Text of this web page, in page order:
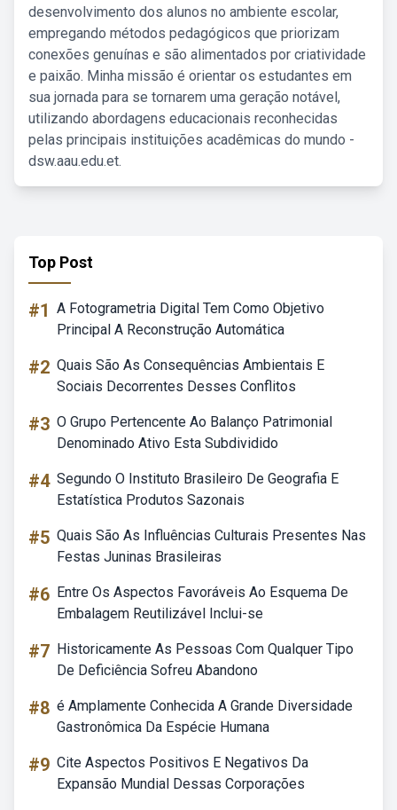
desenvolvimento dos alunos no ambiente escolar,
empregando métodos pedagógicos que priorizam
conexões genuínas e são alimentados por criatividade
e paixão. Minha missão é orientar os estudantes em
sua jornada para se tornarem uma geração notável,
utilizando abordagens educacionais reconhecidas
pelas principais instituições acadêmicas do mundo -
dsw.aau.edu.et.
Top Post
#1 A Fotogrametria Digital Tem Como Objetivo
Principal A Reconstrução Automática
#2 Quais São As Consequências Ambientais E
Sociais Decorrentes Desses Conflitos
#3 O Grupo Pertencente Ao Balanço Patrimonial
Denominado Ativo Esta Subdividido
#4 Segundo O Instituto Brasileiro De Geografia E
Estatística Produtos Sazonais
#5 Quais São As Influências Culturais Presentes Nas
Festas Juninas Brasileiras
#6 Entre Os Aspectos Favoráveis Ao Esquema De
Embalagem Reutilizável Inclui-se
#7 Historicamente As Pessoas Com Qualquer Tipo
De Deficiência Sofreu Abandono
#8 é Amplamente Conhecida A Grande Diversidade
Gastronômica Da Espécie Humana
#9 Cite Aspectos Positivos E Negativos Da
Expansão Mundial Dessas Corporações